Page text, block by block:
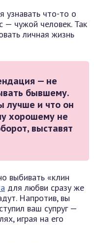
узнавать что-то о
— чужой человек. Так
личная жизнь
— не
бывшему.
лучше и что он
хорошему не
выставят
выбивать «клин
для любви сразу же
Напротив, вы
ваш супруг —
играя на его